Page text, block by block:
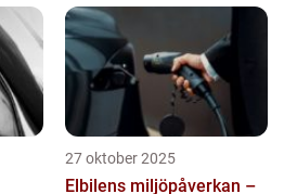
27 oktober 2025
Elbilens miljöpåverkan –